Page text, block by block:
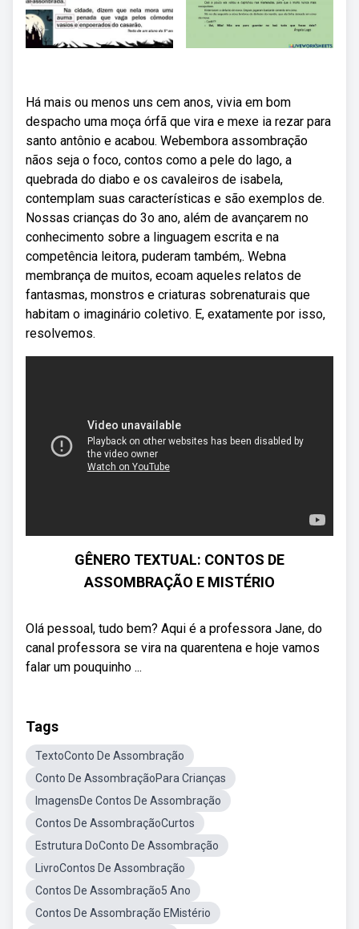
Há mais ou menos uns cem anos, vivia em bom
despacho uma moça órfã que vira e mexe ia rezar para
santo antônio e acabou. Webembora assombração
nãos seja o foco, contos como a pele do lago, a
quebrada do diabo e os cavaleiros de isabela,
contemplam suas características e são exemplos de.
Nossas crianças do 3o ano, além de avançarem no
conhecimento sobre a linguagem escrita e na
competência leitora, puderam também,. Webna
membrança de muitos, ecoam aqueles relatos de
fantasmas, monstros e criaturas sobrenaturais que
habitam o imaginário coletivo. E, exatamente por isso,
resolvemos.
GÊNERO TEXTUAL: CONTOS DE
ASSOMBRAÇÃO E MISTÉRIO
Olá pessoal, tudo bem? Aqui é a professora Jane, do
canal professora se vira na quarentena e hoje vamos
falar um pouquinho ...
Tags
TextoConto De Assombração
Conto De AssombraçãoPara Crianças
ImagensDe Contos De Assombração
Contos De AssombraçãoCurtos
Estrutura DoConto De Assombração
LivroContos De Assombração
Contos De Assombração5 Ano
Contos De Assombração EMistério